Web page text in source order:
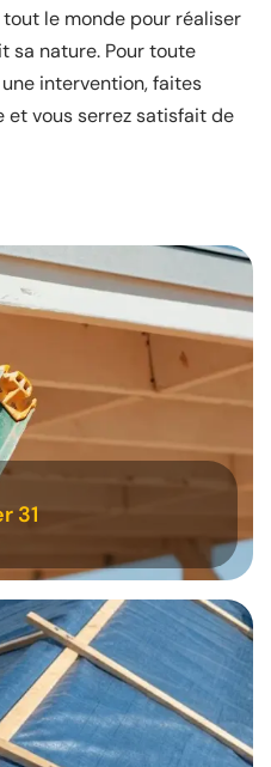
le monde pour réaliser
sa nature. Pour toute
intervention, faites
vous serrez satisfait de
31